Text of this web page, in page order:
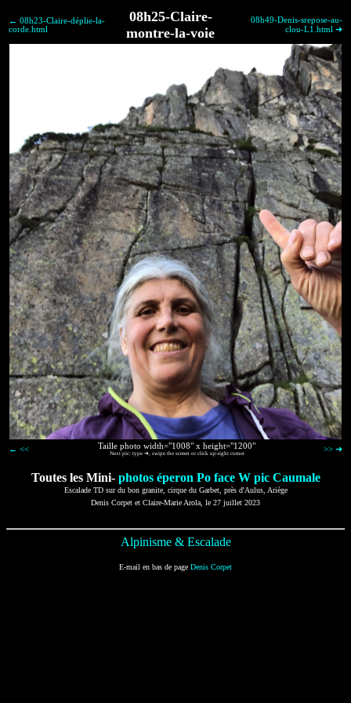
← 08h23-Claire-déplie-la-
corde.html
08h25-Claire-
montre-la-voie
08h49-Denis-srepose-au-
clou-L1.html ➜
← << Taille photo width="1008" x height="1200"
Next pic: type ➜, swipe the screen or click up-right corner >> ➜
Toutes les Mini- photos éperon Po face W pic Caumale
Escalade TD sur du bon granite, cirque du Garbet, près d'Aulus, Ariège
Denis Corpet et Claire-Marie Arola, le 27 juillet 2023
Alpinisme & Escalade
E-mail en bas de page Denis Corpet